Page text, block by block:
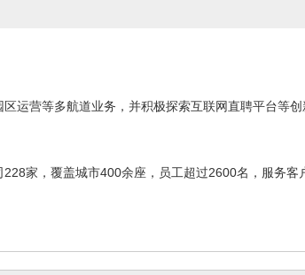
运营等多航道业务，并积极探索互联网直聘平台等创
家，覆盖城市400余座，员工超过2600名，服务客